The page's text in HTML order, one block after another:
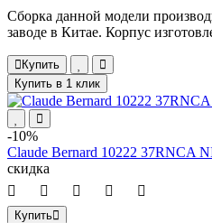
Сборка данной модели
заводе в Китае. Корпус
Купить
Купить в 1 клик
-10%
Claude Bernard 10222 37RNCA
скидка
Купить